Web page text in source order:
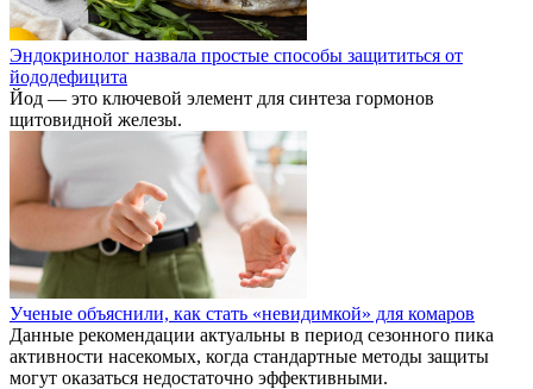
Эндокринолог назвала простые способы защититься от
йододефицита
Йод — это ключевой элемент для синтеза гормонов
щитовидной железы.
Ученые объяснили, как стать «невидимкой» для комаров
Данные рекомендации актуальны в период сезонного пика
активности насекомых, когда стандартные методы защиты
могут оказаться недостаточно эффективными.